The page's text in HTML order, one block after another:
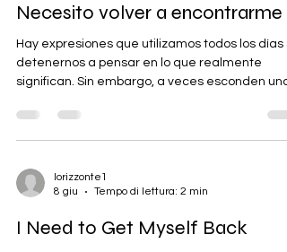
Necesito volver a encontrarme
Hay expresiones que utilizamos todos los días
detenernos a pensar en lo que realmente
significan. Sin embargo, a veces esconden una
manera de ver la vida. Una de ellas es:
volver a encontrarme." La decimos después de
de una enfermedad. Después de una
decepción. Después de un periodo en el que
apagado. Pero ¿qué significa realmente
lorizzonte1
8 giu
Tempo di lettura: 2 min
I Need to Get Myself Back